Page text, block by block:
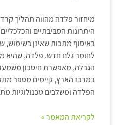
מיחזור פלדה מהווה תהליך
היתרונות הסביבתיים
באיסוף מתכות שאינן בשימוש,
לחומר גלם חדש. פלדה, שהיא
הגבלה, מאפשרת חיסכון
במרכז הארץ, קיימים מספר
הפלדה ומשלבים טכנולוגיות
לקריאת המאמר »